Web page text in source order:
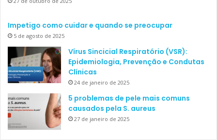
Impetigo como cuidar e quando se preocupar
5 de agosto de 2025
Vírus Sincicial Respiratório (VSR):
Epidemiologia, Prevenção e Condutas
Clínicas
24 de janeiro de 2025
5 problemas de pele mais comuns
causados pela S. aureus
27 de janeiro de 2025